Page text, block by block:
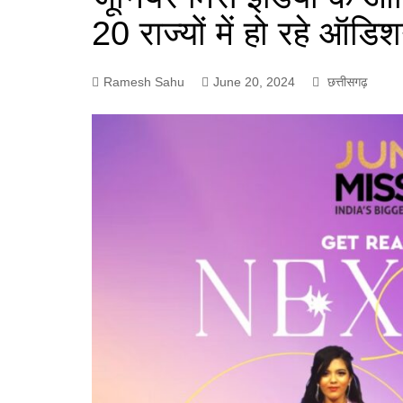
20 राज्यों में हो रहे
Ramesh Sahu June 20, 2024 छत्तीसगढ़